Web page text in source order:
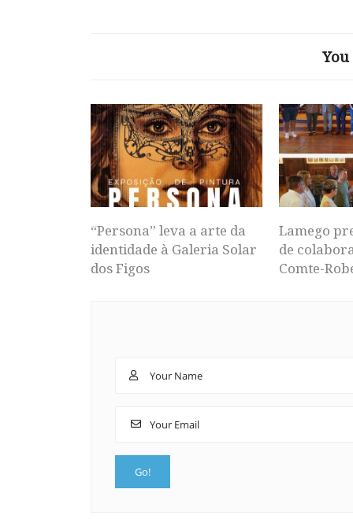
“Persona” leva a arte da
identidade à Galeria Solar
dos Figos
Lamego
de
Comte-